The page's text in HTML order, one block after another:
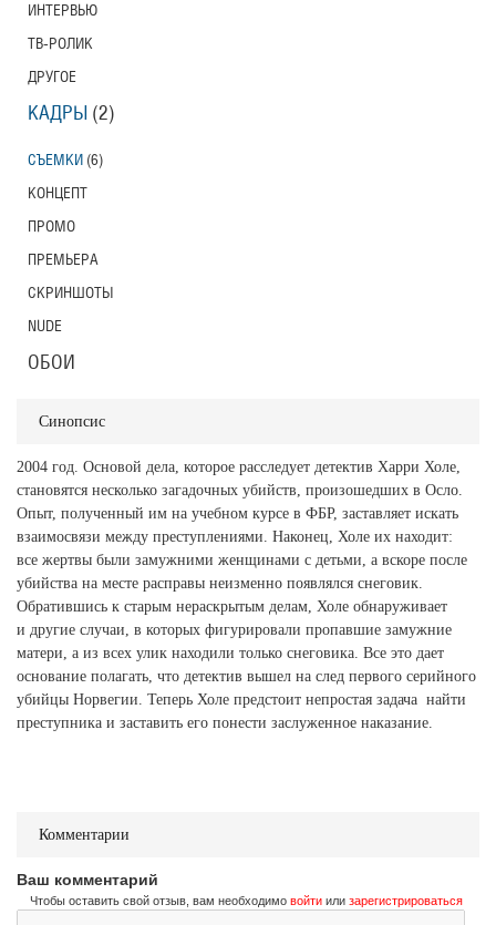
Синопсис
2004 год. Основой дела, которое расследует детектив Харри Холе,
становятся несколько загадочных убийств, произошедших в Осло.
Опыт, полученный им на учебном курсе в ФБР, заставляет искать
взаимосвязи между преступлениями. Наконец, Холе их находит:
все жертвы были замужними женщинами с детьми, а вскоре после
убийства на месте расправы неизменно появлялся снеговик.
Обратившись к старым нераскрытым делам, Холе обнаруживает
и другие случаи, в которых фигурировали пропавшие замужние
матери, а из всех улик находили только снеговика. Все это дает
основание полагать, что детектив вышел на след первого серийного
убийцы Норвегии. Теперь Холе предстоит непростая задача  найти
преступника и заставить его понести заслуженное наказание.
Комментарии
Ваш комментарий
Чтобы оставить свой отзыв, вам необходимо войти или зарегистрироваться
ИНТЕРВЬЮ
ТВ-РОЛИК
ДРУГОЕ
КАДРЫ (2)
СЪЕМКИ (6)
КОНЦЕПТ
ПРОМО
ПРЕМЬЕРА
СКРИНШОТЫ
NUDE
ОБОИ